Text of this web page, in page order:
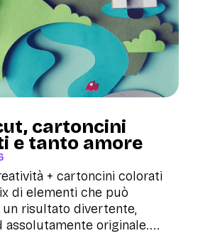
cartoncini
e tanto amore
+ cartoncini colorati
di elementi che può
risultato divertente,
assolutamente originale....